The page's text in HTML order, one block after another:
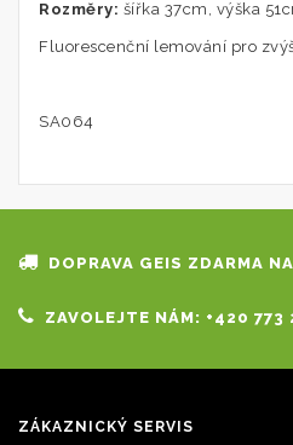
Rozměry: šířka 37cm, výška
Fluorescenční lemování pro
SA064
DOPRAVA GEIS ZDARMA
ZAVOLEJTE NÁM: +420 773
ZÁKAZNICKÝ SERVIS